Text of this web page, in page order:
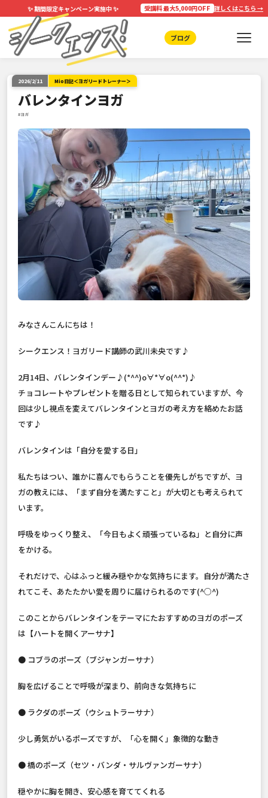
✨期間限定キャンペーン実施中✨ 受講料 最大5,000円OFF 詳しくはこちら →
ブログ
2026/2/11 Mio日記＜ヨガリードトレーナー＞
バレンタインヨガ
#ヨガ
みなさんこんにちは！
シークエンス！ヨガリード講師の武川未央です♪
2月14日、バレンタインデー♪(*^^)o∀*∀o(^^*)♪
チョコレートやプレゼントを贈る日として知られていますが、今
回は少し視点を変えてバレンタインとヨガの考え方を絡めたお話
です♪
バレンタインは「自分を愛する日」
私たちはつい、誰かに喜んでもらうことを優先しがちですが、ヨ
ガの教えには、「まず自分を満たすこと」が大切とも考えられて
います。
呼吸をゆっくり整え、「今日もよく頑張っているね」と自分に声
をかける。
それだけで、心はふっと緩み穏やかな気持ちにます。自分が満たさ
れてこそ、あたたかい愛を周りに届けられるのです(^○^)
このことからバレンタインをテーマにたおすすめのヨガのポーズ
は【ハートを開くアーサナ】
● コブラのポーズ（ブジャンガーサナ）
胸を広げることで呼吸が深まり、前向きな気持ちに
● ラクダのポーズ（ウシュトラーサナ）
少し勇気がいるポーズですが、「心を開く」象徴的な動き
● 橋のポーズ（セツ・バンダ・サルヴァンガーサナ）
穏やかに胸を開き、安心感を育ててくれる